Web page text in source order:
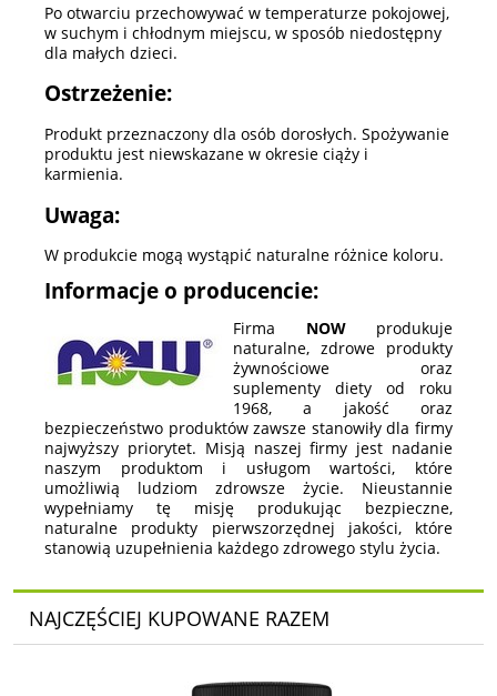
Po otwarciu przechowywać w temperaturze pokojowej,
w suchym i chłodnym miejscu, w sposób niedostępny
dla małych dzieci.
Ostrzeżenie:
Produkt przeznaczony dla osób dorosłych. Spożywanie
produktu jest niewskazane w okresie ciąży i
karmienia.
Uwaga:
W produkcie mogą wystąpić naturalne różnice koloru.
Informacje o producencie:
Firma NOWprodukuje
naturalne, zdrowe produkty
żywnościowe oraz
suplementy diety od roku
1968, a jakość oraz
bezpieczeństwo produktów zawsze stanowiły dla firmy
najwyższy priorytet. Misją naszej firmy jest nadanie
naszym produktom i usługom wartości, które
umożliwią ludziom zdrowsze życie. Nieustannie
wypełniamy tę misję produkując bezpieczne,
naturalne produkty pierwszorzędnej jakości, które
stanowią uzupełnienia każdego zdrowego stylu życia.
NAJCZĘŚCIEJ KUPOWANE RAZEM